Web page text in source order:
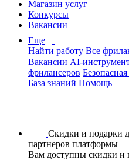
Магазин услуг
Конкурсы
Вакансии
Еще
Найти работу Все
Вакансии AI-
фрилансеров Безопасная
База знаний Помощь
Скидки и подарки
партнеров платформы
Вам доступны скидки и